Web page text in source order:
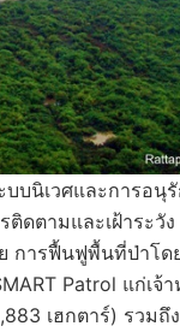
บนิเวศและการอนุ
ดตามและเฝ้าระวัง
การฟื้นฟูพื้นที่ป่าโด
Patrol แก่เจ้
เฮกตาร์) รวมถึ